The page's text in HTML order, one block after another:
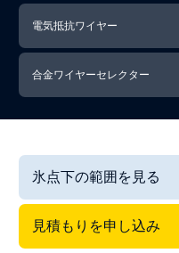
電気抵抗ワイヤー
合金ワイヤーセレクター
氷点下の範囲を見る
見積もりを申し込み